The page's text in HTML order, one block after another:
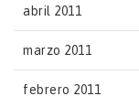
abril 2011
marzo 2011
febrero 2011